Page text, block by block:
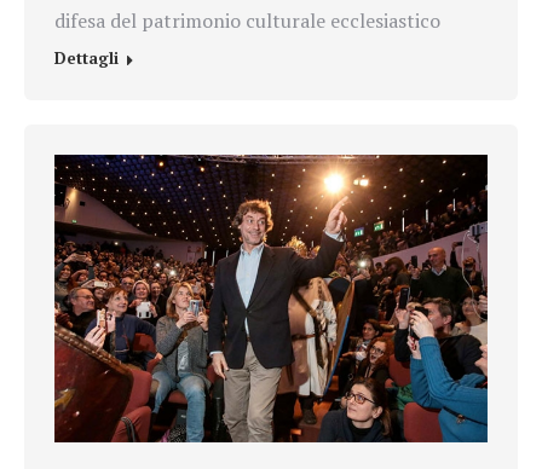
difesa del patrimonio culturale ecclesiastico
Dettagli